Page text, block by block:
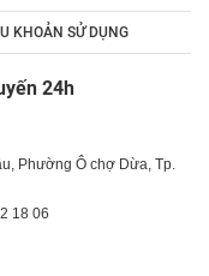
KHOẢN SỬ DỤNG
24h
Phường Ô chợ Dừa, Tp.
18 06